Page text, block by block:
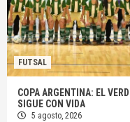
FUTSAL
COPA ARGENTINA: EL
SIGUE CON VIDA
5 agosto, 2026